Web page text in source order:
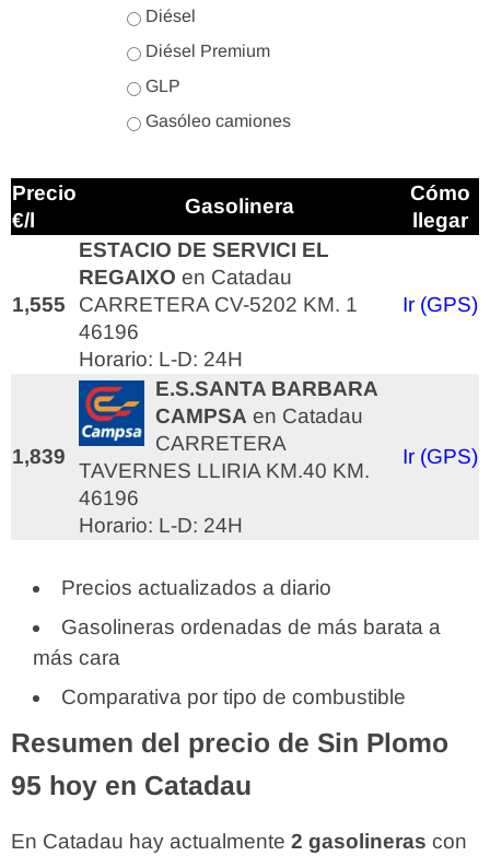
Diésel
Diésel Premium
GLP
Gasóleo camiones
Precio
€/l
Gasolinera
Cómo
llegar
1,555
ESTACIO DE SERVICI EL
REGAIXO en Catadau
CARRETERA CV-5202 KM. 1
46196
Horario: L-D: 24H
Ir (GPS)
1,839
E.S.SANTA BARBARA
CAMPSA en Catadau
CARRETERA
TAVERNES LLIRIA KM.40 KM.
46196
Horario: L-D: 24H
Ir (GPS)
Precios actualizados a diario
Gasolineras ordenadas de más barata a
más cara
Comparativa por tipo de combustible
Resumen del precio de Sin Plomo
95 hoy en Catadau
En Catadau hay actualmente 2 gasolineras con